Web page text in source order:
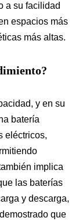
a su facilidad
espacios más
más altas.
y en su
batería
eléctricos,
implica
las baterías
y descarga,
que